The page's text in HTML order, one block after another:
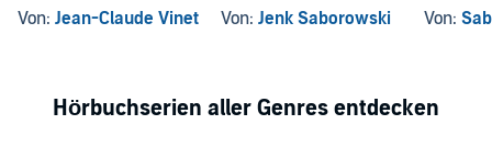
Von: Jean-Claude Vinet
Von: Jenk Saborowski
Von:
Hörbuchserien aller Genres entdecken